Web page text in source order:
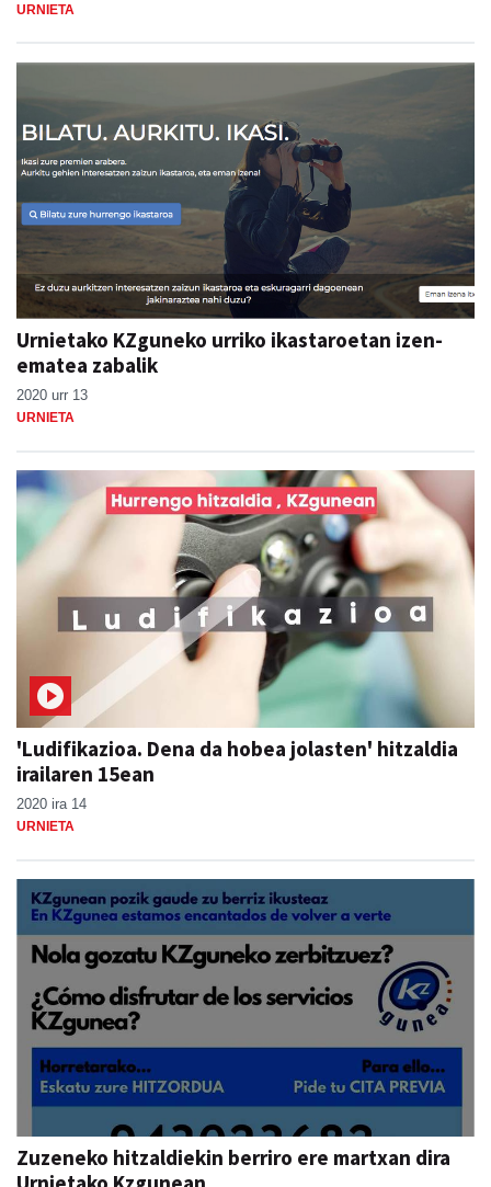
URNIETA
Urnietako KZguneko urriko ikastaroetan izen-
ematea zabalik
2020 urr 13
URNIETA
'Ludifikazioa. Dena da hobea jolasten' hitzaldia
irailaren 15ean
2020 ira 14
URNIETA
Zuzeneko hitzaldiekin berriro ere martxan dira